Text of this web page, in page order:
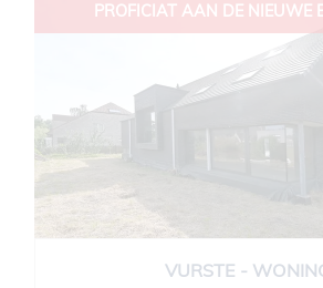
PROFICIAT AAN DE NIEUWE
3 1
VURSTE -